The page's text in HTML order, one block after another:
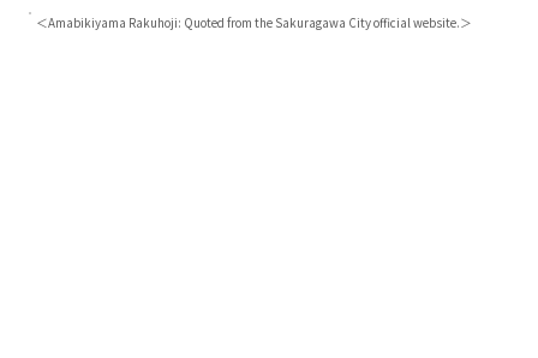
＜Amabikiyama Rakuhoji: Quoted from the Sakuragawa City official website.＞